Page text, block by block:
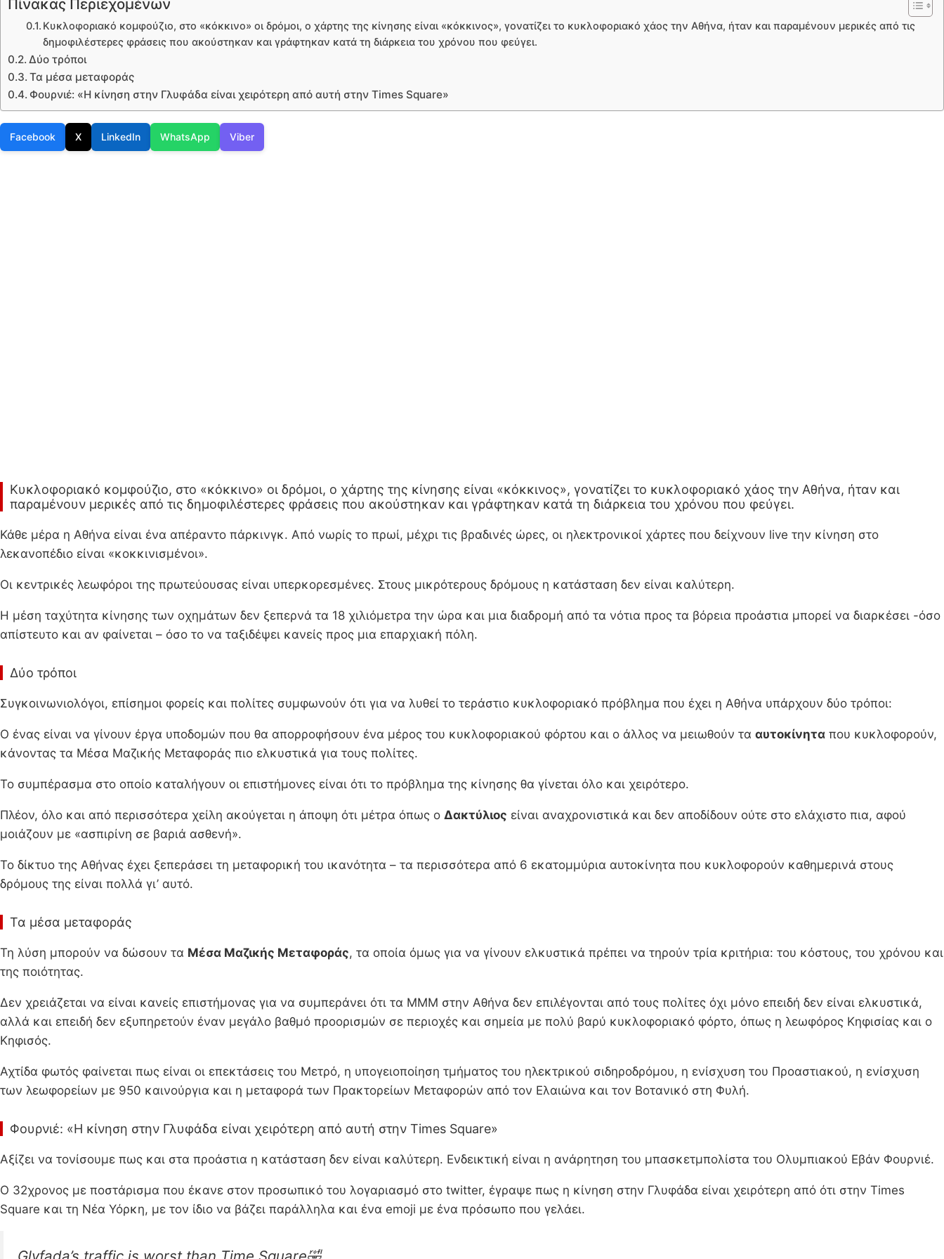
Πίνακας Περιεχομένων
Κυκλοφοριακό κομφούζιο, στο «κόκκινο» οι δρόμοι, ο χάρτης της κίνησης είναι «κόκκινος», γονατίζει το κυκλοφοριακό χάος την Αθήνα, ήταν και παραμένουν μερικές από τις
δημοφιλέστερες φράσεις που ακούστηκαν και γράφτηκαν κατά τη διάρκεια του χρόνου που φεύγει.
Δύο τρόποι
Τα μέσα μεταφοράς
Φουρνιέ: «Η κίνηση στην Γλυφάδα είναι χειρότερη από αυτή στην Times Square»
Facebook X LinkedIn WhatsApp Viber
Κυκλοφοριακό κομφούζιο, στο «κόκκινο» οι δρόμοι, ο χάρτης της κίνησης είναι «κόκκινος», γονατίζει το κυκλοφοριακό χάος την Αθήνα, ήταν και
παραμένουν μερικές από τις δημοφιλέστερες φράσεις που ακούστηκαν και γράφτηκαν κατά τη διάρκεια του χρόνου που φεύγει.
Κάθε μέρα η Αθήνα είναι ένα απέραντο πάρκινγκ. Από νωρίς το πρωί, μέχρι τις βραδινές ώρες, οι ηλεκτρονικοί χάρτες που δείχνουν live την κίνηση στο
λεκανοπέδιο είναι «κοκκινισμένοι».
Οι κεντρικές λεωφόροι της πρωτεύουσας είναι υπερκορεσμένες. Στους μικρότερους δρόμους η κατάσταση δεν είναι καλύτερη.
Η μέση ταχύτητα κίνησης των οχημάτων δεν ξεπερνά τα 18 χιλιόμετρα την ώρα και μια διαδρομή από τα νότια προς τα βόρεια προάστια μπορεί να διαρκέσει -όσο
απίστευτο και αν φαίνεται – όσο το να ταξιδέψει κανείς προς μια επαρχιακή πόλη.
Δύο τρόποι
Συγκοινωνιολόγοι, επίσημοι φορείς και πολίτες συμφωνούν ότι για να λυθεί το τεράστιο κυκλοφοριακό πρόβλημα που έχει η Αθήνα υπάρχουν δύο τρόποι:
Ο ένας είναι να γίνουν έργα υποδομών που θα απορροφήσουν ένα μέρος του κυκλοφοριακού φόρτου και ο άλλος να μειωθούν τα αυτοκίνητα που κυκλοφορούν,
κάνοντας τα Μέσα Μαζικής Μεταφοράς πιο ελκυστικά για τους πολίτες.
Το συμπέρασμα στο οποίο καταλήγουν οι επιστήμονες είναι ότι το πρόβλημα της κίνησης θα γίνεται όλο και χειρότερο.
Πλέον, όλο και από περισσότερα χείλη ακούγεται η άποψη ότι μέτρα όπως ο Δακτύλιος είναι αναχρονιστικά και δεν αποδίδουν ούτε στο ελάχιστο πια, αφού
μοιάζουν με «ασπιρίνη σε βαριά ασθενή».
Το δίκτυο της Αθήνας έχει ξεπεράσει τη μεταφορική του ικανότητα – τα περισσότερα από 6 εκατομμύρια αυτοκίνητα που κυκλοφορούν καθημερινά στους
δρόμους της είναι πολλά γι’ αυτό.
Τα μέσα μεταφοράς
Τη λύση μπορούν να δώσουν τα Μέσα Μαζικής Μεταφοράς, τα οποία όμως για να γίνουν ελκυστικά πρέπει να τηρούν τρία κριτήρια: του κόστους, του χρόνου και
της ποιότητας.
Δεν χρειάζεται να είναι κανείς επιστήμονας για να συμπεράνει ότι τα ΜΜΜ στην Αθήνα δεν επιλέγονται από τους πολίτες όχι μόνο επειδή δεν είναι ελκυστικά,
αλλά και επειδή δεν εξυπηρετούν έναν μεγάλο βαθμό προορισμών σε περιοχές και σημεία με πολύ βαρύ κυκλοφοριακό φόρτο, όπως η λεωφόρος Κηφισίας και ο
Κηφισός.
Αχτίδα φωτός φαίνεται πως είναι οι επεκτάσεις του Μετρό, η υπογειοποίηση τμήματος του ηλεκτρικού σιδηροδρόμου, η ενίσχυση του Προαστιακού, η ενίσχυση
των λεωφορείων με 950 καινούργια και η μεταφορά των Πρακτορείων Μεταφορών από τον Ελαιώνα και τον Βοτανικό στη Φυλή.
Φουρνιέ: «Η κίνηση στην Γλυφάδα είναι χειρότερη από αυτή στην Times Square»
Αξίζει να τονίσουμε πως και στα προάστια η κατάσταση δεν είναι καλύτερη. Ενδεικτική είναι η ανάρητηση του μπασκετμπολίστα του Ολυμπιακού Εβάν Φουρνιέ.
Ο 32χρονος με ποστάρισμα που έκανε στον προσωπικό του λογαριασμό στο twitter, έγραψε πως η κίνηση στην Γλυφάδα είναι χειρότερη από ότι στην Times
Square και τη Νέα Υόρκη, με τον ίδιο να βάζει παράλληλα και ένα emoji με ένα πρόσωπο που γελάει.